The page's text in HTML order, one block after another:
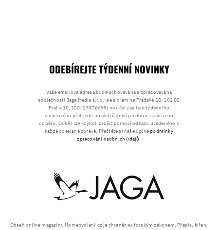
Obsah online magazínu Homebydleni.cz je chráněn autorským zákonem. Přepis, šíření
ODEBÍREJTE TÝDENNÍ NOVINKY
Vaše emailová adresa bude uchovávána a zpracovávána
společností Jaga Media s.r.o. (se sídlem na Pražské 18, 102 00
Praha 10, IČO: 27076695) na účel zasílání týdenního
emailového přehledu nových článků po dobu trvání jeho
odběru. Odběr lze kdykoli zrušit pomocí odkazu uvedeného v
každé odeslané zprávě. Přečtěte si naše úplnépodmínky
zpracování osobních údajů.